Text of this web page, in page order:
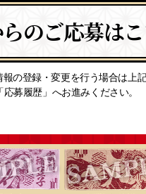
のご応募は
の登録・変更を行う場合は上
「応募履歴」へお進みください。